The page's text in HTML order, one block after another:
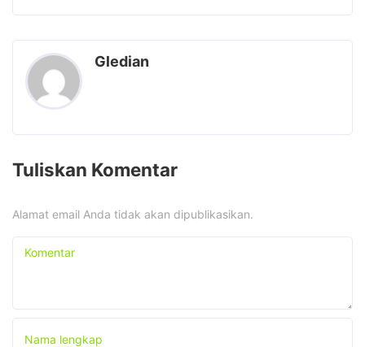
Gledian
Tuliskan Komentar
Alamat email Anda tidak akan dipublikasikan.
Komentar
Nama lengkap